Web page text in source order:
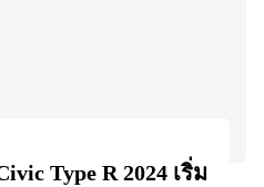
Type R 2024 เริ่ม